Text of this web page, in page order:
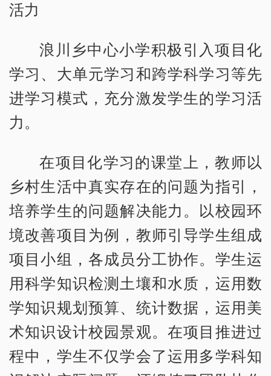
活力
浪川乡中心小学积极引入项目化
学习、大单元学习和跨学科学习等先
进学习模式，充分激发学生的学习活
力。
在项目化学习的课堂上，教师以
乡村生活中真实存在的问题为指引，
培养学生的问题解决能力。以校园环
境改善项目为例，教师引导学生组成
项目小组，各成员分工协作。学生运
用科学知识检测土壤和水质，运用数
学知识规划预算、统计数据，运用美
术知识设计校园景观。在项目推进过
程中，学生不仅学会了运用多学科知